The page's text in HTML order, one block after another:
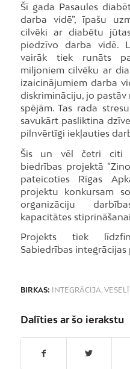
Šī gada Pasaules
darba vidē”, īpašu
cilvēki ar diabētu
piedzīvo darba vidē.
vairāk tiek runāts
miljoniem cilvēku ar
izaicinājumiem darba
diskrimināciju, jo
spējām. Tas rada
savukārt pasliktina
pilnvērtīgi iekļauties
Šis un vēl četri citi
biedrības projektā
pateicoties Rīgas
projektu konkursam
organizāciju
kapacitātes
Projekts tiek
Sabiedrības
BIRKAS: INTEGRĀCIJA,
Dalīties ar šo ierakstu